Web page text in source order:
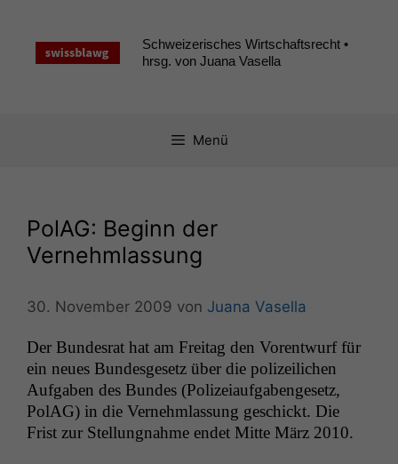
springen
Schweizerisches Wirtschaftsrecht •
hrsg. von Juana Vasella
Menü
PolAG: Beginn der
Vernehmlassung
30. November 2009 von Juana Vasella
Der Bun­desrat hat am Fre­itag den Voren­twurf für
ein neues Bun­des­ge­setz über die polizeilichen
Auf­gaben des Bun­des (Polizeiauf­gabenge­setz,
PolAG) in die Vernehm­las­sung geschickt. Die
Frist zur Stel­lung­nahme endet Mitte März 2010.